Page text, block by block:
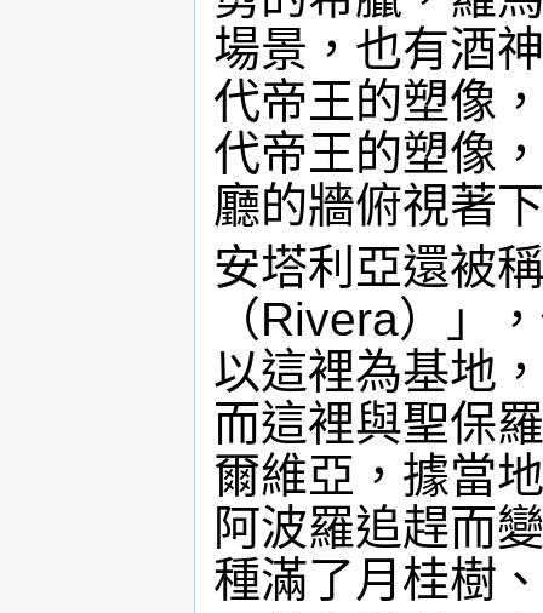
場景，也有酒
代帝王的塑像
代帝王的塑像
廳的牆俯視著
安塔利亞還被
（Rivera）」
以這裡為基地
而這裡與聖保
爾維亞，據當
阿波羅追趕而
種滿了月桂樹